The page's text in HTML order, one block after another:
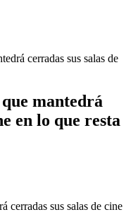
cerradas sus salas de
mantedrá
en lo que resta